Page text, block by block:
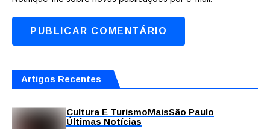
Artigos Recentes
Cultura E TurismoMaisSão Paulo
Últimas Notícias